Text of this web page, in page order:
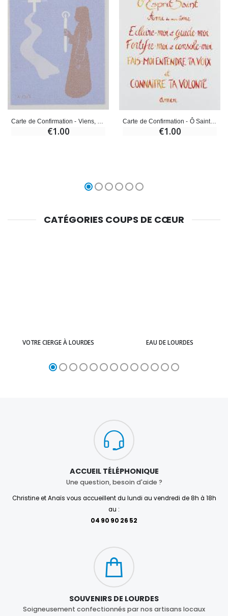
€1.00
Carte de Confirmation - Ô Saint Esprit, Âme de mon Âme
€1.00
CATÉGORIES COUPS DE CŒUR
VOTRE CIERGE À LOURDES EAU DE LOURDES
ACCUEIL TÉLÉPHONIQUE
Une question, besoin d'aide ?
Christine et Anaïs vous accueillent du lundi au vendredi de 8h à 18h
au :
04 90 90 26 52
SOUVENIRS DE LOURDES
Soigneusement confectionnés par nos artisans locaux